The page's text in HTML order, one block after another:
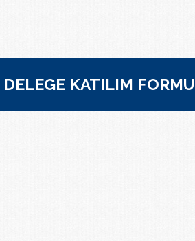
DELEGE KATILIM FORMU